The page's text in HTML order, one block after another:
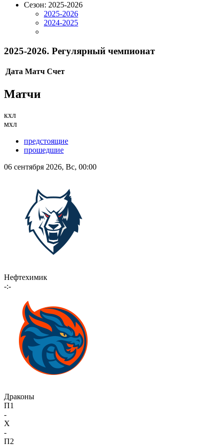
Сезон: 2025-2026
2025-2026
2024-2025
2025-2026. Регулярный чемпионат
Дата Матч Счет
Матчи
кхл
мхл
предстоящие
прошедшие
06 сентября 2026, Вс, 00:00
Нефтехимик
-:-
Драконы
П1
-
X
-
П2